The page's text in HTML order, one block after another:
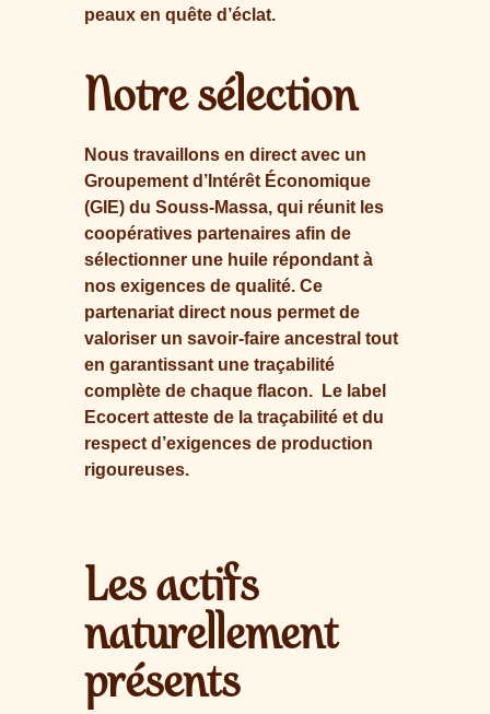
peaux en quête d’éclat.
Notre sélection
Nous travaillons en direct avec un
Groupement d’Intérêt Économique
(GIE) du Souss-Massa, qui réunit les
coopératives partenaires afin de
sélectionner une huile répondant à
nos exigences de qualité. Ce
partenariat direct nous permet de
valoriser un savoir-faire ancestral tout
en garantissant une traçabilité
complète de chaque flacon.
Le label
Ecocert atteste de la traçabilité et du
respect d’exigences de production
rigoureuses.
Les actifs
naturellement
présents